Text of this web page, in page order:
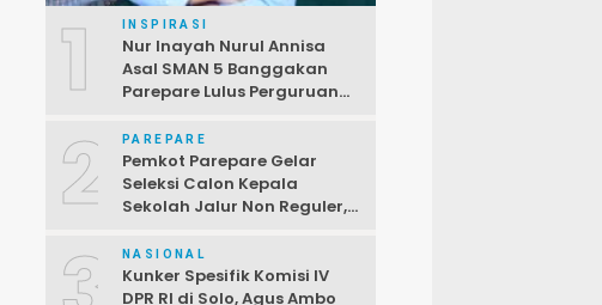
1 INSPIRASI
Nur Inayah Nurul Annisa
Asal SMAN 5 Banggakan
Parepare Lulus Perguruan
2 PAREPARE
Pemkot Parepare Gelar
Seleksi Calon Kepala
Sekolah Jalur Non Reguler,
Pendaftaran Ditutup 2 April
NASIONAL
Kunker Spesifik Komisi IV
DPR RI di Solo, Agus Ambo